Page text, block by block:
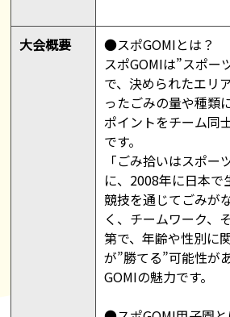
大会概要
●スポGOMIとは？
スポGOMIは”スポー
で、決められたエリ
ったごみの量や種類
ポイントをチーム同
です。
「ごみ拾いはスポー
に、2008年に日本で
競技を通じてごみが
く、チームワーク、
第で、年齢や性別に
が”勝てる”可能性が
GOMIの魅力です。